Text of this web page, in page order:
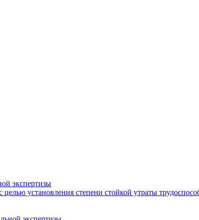
экспертизы
установления степени стойкой утраты